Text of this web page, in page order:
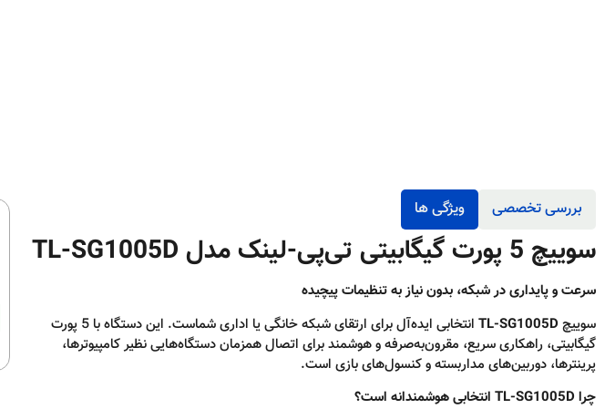
بررسی تخصصی ویژگی ها
سوییچ 5 پورت گیگابیتی تی‌پی-لینک مدل TL-SG1005D
سرعت و پایداری در شبکه، بدون نیاز به تنظیمات پیچیده
سوییچ TL-SG1005D
انتخابی ایده‌آل برای ارتقای شبکه خانگی یا اداری شماست. این دستگاه با 5 پورت
گیگابیتی، راهکاری سریع، مقرون‌به‌صرفه و هوشمند برای اتصال همزمان دستگاه‌هایی نظیر کامپیوترها،
پرینترها، دوربین‌های مداربسته و کنسول‌های بازی است.
چرا TL-SG1005D انتخابی هوشمندانه است؟